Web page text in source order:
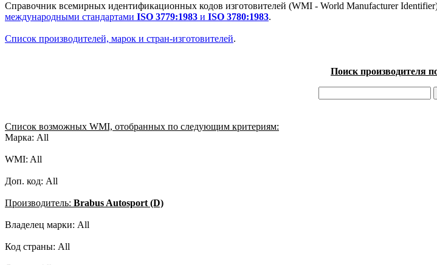
Справочник всемирных идентификационных кодов изготовителей (WMI - World Manufacturer
международными стандартами ISO 3779:1983 и ISO 3780:1983.
Список производителей, марок и стран-изготовителей.
Поиск производителя
Список возможных WMI, отобранных по следующим критериям:
Марка: All
WMI: All
Доп. код: All
Производитель: Brabus Autosport (D)
Владелец марки: All
Код страны: All